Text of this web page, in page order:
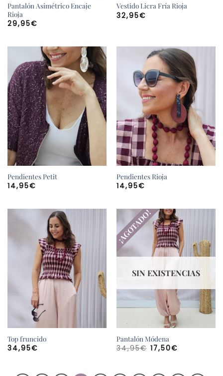
Pantalón Asimétrico Encaje
Rioja
29,95€
Vestido Licra Fría Rioja
32,95€
Pendientes Petit
14,95€
Pendientes Rioja
14,95€
Top fruncido
34,95€
¡AGOTADO!
SIN EXISTENCIAS
Pantalón Módena
34,95€ El
precio
34,95€.
17,50€El
17,50€.